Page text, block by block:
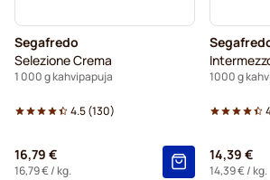
Segafredo
Selezione Crema
1 000 g kahvipapuja
4.5(130)
16,79 €
16,79 €/ kg.
1000 g
14,39 €
14,39 €/ kg.